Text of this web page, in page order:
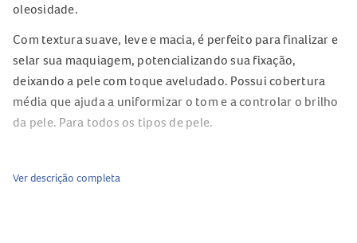
oleosidade.
Com textura suave, leve e macia, é perfeito para finalizar e
selar sua maquiagem, potencializando sua fixação,
deixando a pele com toque aveludado. Possui cobertura
média que ajuda a uniformizar o tom e a controlar o brilho
da pele. Para todos os tipos de pele.
Modo de uso
Ver descrição completa